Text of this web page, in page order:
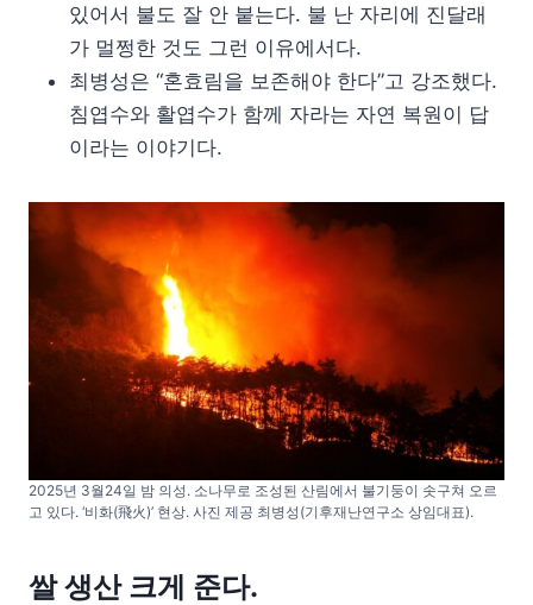
있어서 불도 잘 안 붙는다. 불 난 자리에 진달래
가 멀쩡한 것도 그런 이유에서다.
최병성은 “혼효림을 보존해야 한다”고 강조했다.
침엽수와 활엽수가 함께 자라는 자연 복원이 답
이라는 이야기다.
2025년 3월24일 밤 의성. 소나무로 조성된 산림에서 불기둥이 솟구쳐 오르
고 있다. ‘비화(飛火)’ 현상. 사진 제공 최병성(기후재난연구소 상임대표).
쌀 생산 크게 준다.